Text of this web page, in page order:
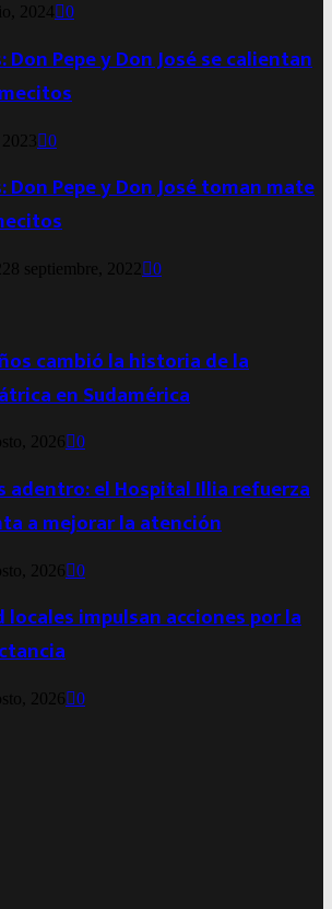
2024 0
Pepe y Don José se calientan
0
Don Pepe y Don José toman mate
28 septiembre, 2022 0
cambió la historia de la
en Sudamérica
2026 0
adentro: el Hospital Illia refuerza
a mejorar la atención
2026 0
locales impulsan acciones por la
2026 0